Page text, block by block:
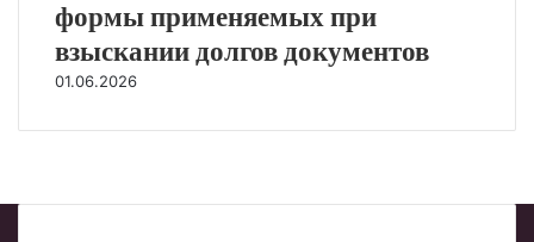
формы применяемых при
взыскании долгов документов
01.06.2026